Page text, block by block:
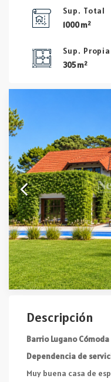
Sup. Total
1000 m2
Sup. Propia
305 m2
Descripción
Barrio Lugano
Dependencia de
Muy buena casa de